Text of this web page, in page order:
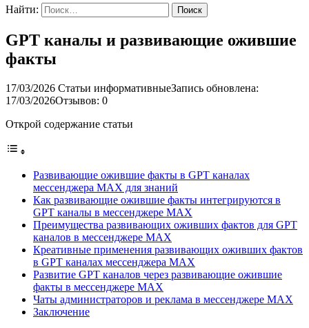
Найти:
GPT каналы и развивающие ожившие
факты
17/03/2026 Статьи информативныеЗапись обновлена:
17/03/2026Отзывов: 0
Открой содержание статьи
Развивающие ожившие факты в GPT каналах
мессенджера MAX для знаний
Как развивающие ожившие факты интегрируются в
GPT каналы в мессенджере MAX
Преимущества развивающих оживших фактов для GPT
каналов в мессенджере MAX
Креативные применения развивающих оживших фактов
в GPT каналах мессенджера MAX
Развитие GPT каналов через развивающие ожившие
факты в мессенджере MAX
Чаты администраторов и реклама в мессенджере MAX
Заключение